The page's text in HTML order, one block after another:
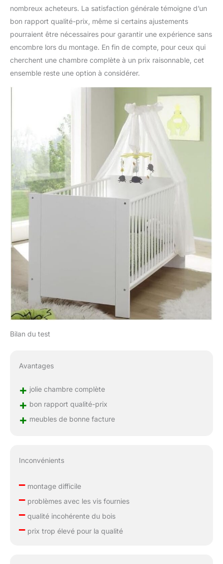
nombreux acheteurs. La satisfaction générale témoigne d’un
bon rapport qualité-prix, même si certains ajustements
pourraient être nécessaires pour garantir une expérience sans
encombre lors du montage. En fin de compte, pour ceux qui
cherchent une chambre complète à un prix raisonnable, cet
ensemble reste une option à considérer.
Bilan du test
Avantages
+ jolie chambre complète
+ bon rapport qualité-prix
+ meubles de bonne facture
Inconvénients
–montage difficile
–problèmes avec les vis fournies
–qualité incohérente du bois
–prix trop élevé pour la qualité